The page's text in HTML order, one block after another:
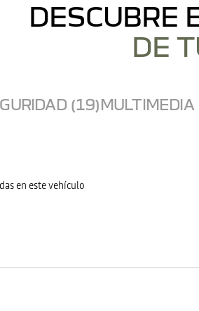
DESCUBRE
DE
(19)MULTIMEDIA
en este vehículo